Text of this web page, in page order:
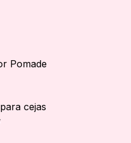
Pomade
cejas